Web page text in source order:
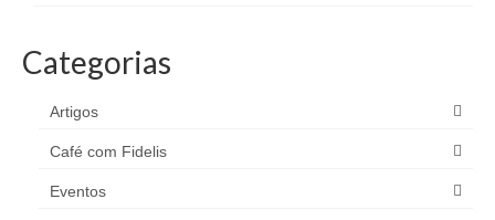
Categorias
Artigos
Café com Fidelis
Eventos